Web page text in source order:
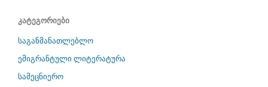
კატეგორიები
საგანმანათლებლო
ემიგრანტული ლიტერატურა
სამეცნიერო